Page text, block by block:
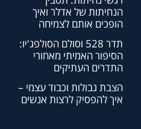
הנחיתות של אדלר ואיך
הופכים אותם לצמיחה
תדר 528 וסולם הסולפג'יו:
הסיפור האמיתי מאחורי
התדרים העתיקים
הצבת גבולות וכבוד עצמי –
איך להפסיק לרצות אנשים